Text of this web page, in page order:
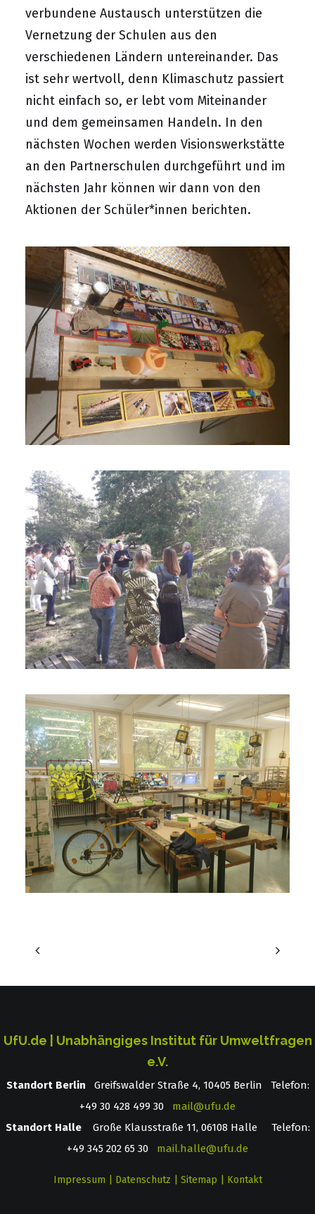
verbundene Austausch unterstützen die
Vernetzung der Schulen aus den
verschiedenen Ländern untereinander. Das
ist sehr wertvoll, denn Klimaschutz passiert
nicht einfach so, er lebt vom Miteinander
und dem gemeinsamen Handeln. In den
nächsten Wochen werden Visionswerkstätte
an den Partnerschulen durchgeführt und im
nächsten Jahr können wir dann von den
Aktionen der Schüler*innen berichten.
UfU.de | Unabhängiges Institut für Umweltfragen
e.V.
Standort Berlin ­ Greifswalder Straße 4, 10405 Berlin Telefon:
+49 30 428 499 30 mail@ufu.de
Standort HalleGroße Klausstraße 11, 06108 Halle Telefon:
+49 345 202 65 30 mail.halle@ufu.de
Impressum Datenschutz Sitemap Kontakt